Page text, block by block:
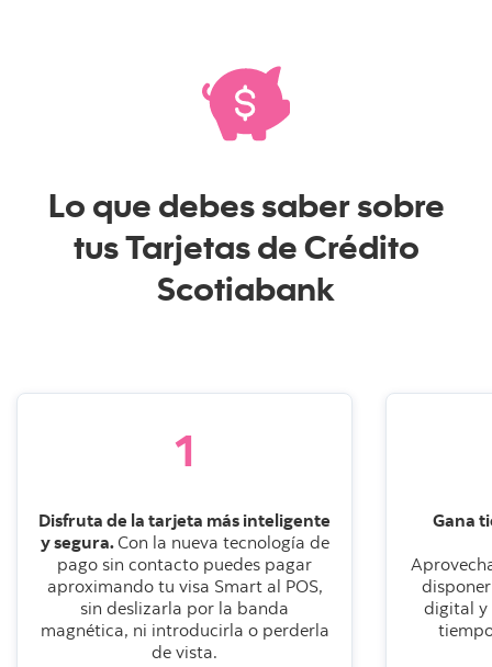
Lo que debes saber sobre
tus Tarjetas de Crédito
Scotiabank
1
Disfruta de la tarjeta más inteligente
y segura. Con la nueva tecnología de
pago sin contacto puedes pagar
aproximando tu visa Smart al POS,
sin deslizarla por la banda
magnética, ni introducirla o perderla
de vista.
Gana
digital y